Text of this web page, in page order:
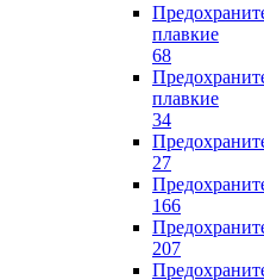
плавкие
68
плавкие
34
27
166
207